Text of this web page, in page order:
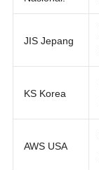
Nasional: